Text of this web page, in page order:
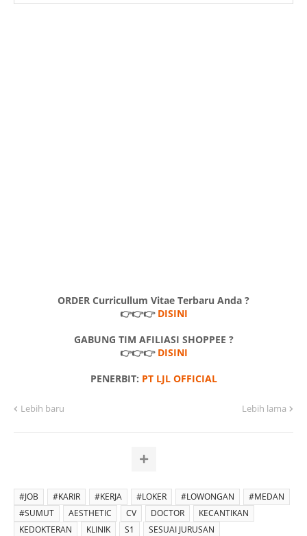
ORDER Curricullum Vitae Terbaru Anda ?
👉👉👉 DISINI
GABUNG TIM AFILIASI SHOPPEE ?
👉👉👉 DISINI
PENERBIT: PT LJL OFFICIAL
Lebih baru Lebih lama
#JOB #KARIR #KERJA #LOKER #LOWONGAN
#MEDAN
#SUMUT
AESTHETIC CV DOCTOR
KECANTIKAN
KEDOKTERAN
KLINIK S1 SESUAI JURUSAN